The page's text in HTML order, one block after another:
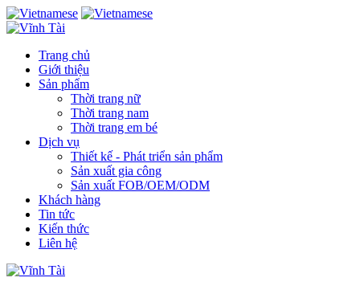
Trang chủ
Giới thiệu
Sản phẩm
Thời trang nữ
Thời trang nam
Thời trang em bé
Dịch vụ
Thiết kế - Phát triển sản phẩm
Sản xuất gia công
Sản xuất FOB/OEM/ODM
Khách hàng
Tin tức
Kiến thức
Liên hệ